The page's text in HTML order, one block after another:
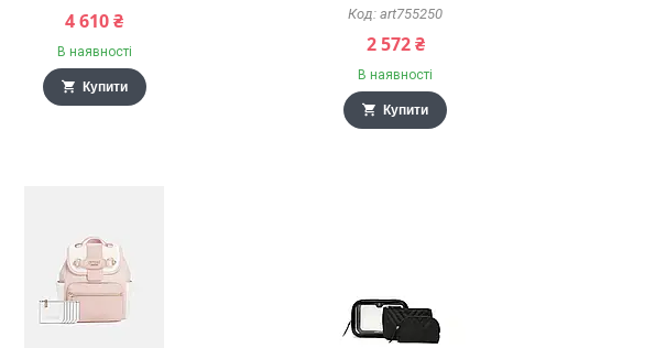
4 610 ₴
В наявності
Купити
art755250
2 572 ₴
В наявності
Купити